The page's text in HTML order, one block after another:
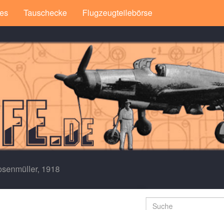
Tauschecke Flugzeugteilebörse
1918
Suche